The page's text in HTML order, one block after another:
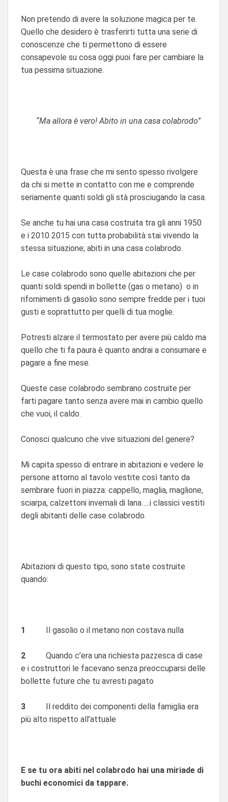
Non pretendo di avere la soluzione magica per te.
Quello che desidero è trasferirti tutta una serie di
conoscenze che ti permettono di essere
consapevole su cosa oggi puoi fare per cambiare la
tua pessima situazione.
“Ma allora è vero! Abito in una casa colabrodo”
Questa è una frase che mi sento spesso rivolgere
da chi si mette in contatto con me e comprende
seriamente quanti soldi gli stà prosciugando la casa.
Se anche tu hai una casa costruita tra gli anni 1950
e i 2010 2015 con tutta probabilità stai vivendo la
stessa situazione; abiti in una casa colabrodo.
Le case colabrodo sono quelle abitazioni che per
quanti soldi spendi in bollette (gas o metano) o in
rifornimenti di gasolio sono sempre fredde per i tuoi
gusti e soprattutto per quelli di tua moglie.
Potresti alzare il termostato per avere più caldo ma
quello che ti fa paura è quanto andrai a consumare e
pagare a fine mese.
Queste case colabrodo sembrano costruite per
farti pagare tanto senza avere mai in cambio quello
che vuoi, il caldo.
Conosci qualcuno che vive situazioni del genere?
Mi capita spesso di entrare in abitazioni e vedere le
persone attorno al tavolo vestite così tanto da
sembrare fuori in piazza: cappello, maglia, maglione,
sciarpa, calzettoni invernali di lana…..i classici vestiti
degli abitanti delle case colabrodo.
Abitazioni di questo tipo, sono state costruite
quando:
1 Il gasolio o il metano non costava nulla
2 Quando c’era una richiesta pazzesca di case
e i costruttori le facevano senza preoccuparsi delle
bollette future che tu avresti pagato
3 Il reddito dei componenti della famiglia era
più alto rispetto all’attuale
E se tu ora abiti nel colabrodo hai una miriade di
buchi economici da tappare.